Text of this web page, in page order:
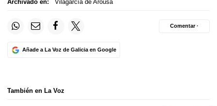
Archivado en: Vilagarcía de Arousa
Añade a La Voz de Galicia en Google
Comentar ·
También en La Voz